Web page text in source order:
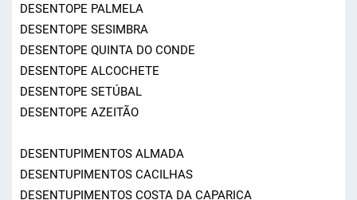
DESENTOPE PALMELA
DESENTOPE SESIMBRA
DESENTOPE QUINTA DO CONDE
DESENTOPE ALCOCHETE
DESENTOPE SETÚBAL
DESENTOPE AZEITÃO
DESENTUPIMENTOS ALMADA
DESENTUPIMENTOS CACILHAS
DESENTUPIMENTOS COSTA DA CAPARICA